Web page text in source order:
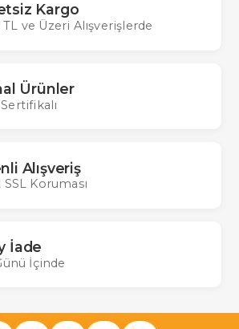
Kargo
ve Üzeri Alışverişlerde
Ürünler
Alışveriş
Koruması
İade
İçinde